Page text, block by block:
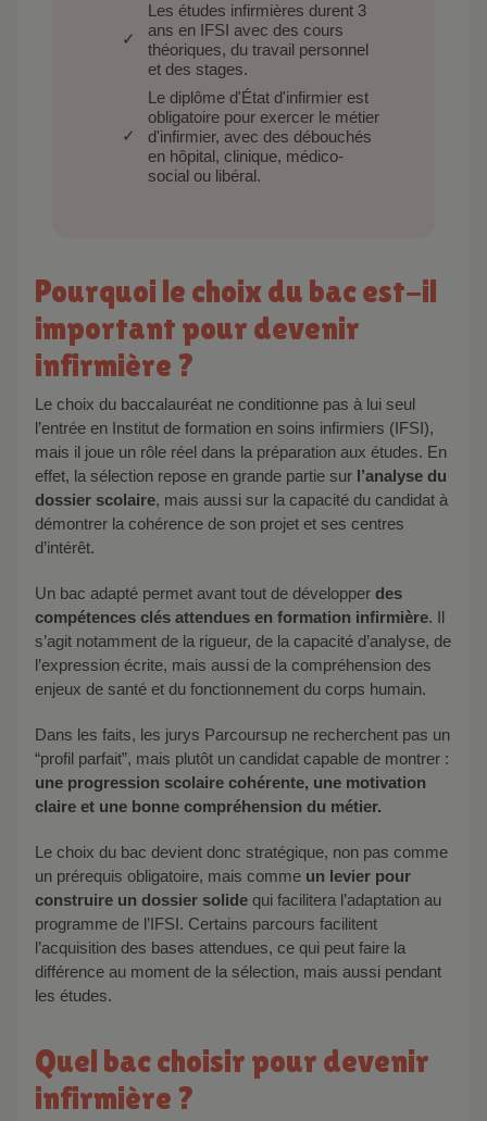
Les études infirmières durent 3
ans en IFSI avec des cours
théoriques, du travail personnel
et des stages.
Le diplôme d'État d'infirmier est
obligatoire pour exercer le métier
d'infirmier, avec des débouchés
en hôpital, clinique, médico-
social ou libéral.
Pourquoi le choix du bac est-il
important pour devenir
infirmière ?
Le choix du baccalauréat ne conditionne pas à lui seul
l’entrée en Institut de formation en soins infirmiers (IFSI),
mais il joue un rôle réel dans la préparation aux études. En
effet, la sélection repose en grande partie sur l’analyse du
dossier scolaire, mais aussi sur la capacité du candidat à
démontrer la cohérence de son projet et ses centres
d’intérêt.
Un bac adapté permet avant tout de développer des
compétences clés attendues en formation infirmière. Il
s’agit notamment de la rigueur, de la capacité d’analyse, de
l’expression écrite, mais aussi de la compréhension des
enjeux de santé et du fonctionnement du corps humain.
Dans les faits, les jurys Parcoursup ne recherchent pas un
“profil parfait”, mais plutôt un candidat capable de montrer :
une progression scolaire cohérente, une motivation
claire et une bonne compréhension du métier.
Le choix du bac devient donc stratégique, non pas comme
un prérequis obligatoire, mais comme un levier pour
construire un dossier solide qui facilitera l’adaptation au
programme de l’IFSI. Certains parcours facilitent
l’acquisition des bases attendues, ce qui peut faire la
différence au moment de la sélection, mais aussi pendant
les études.
Quel bac choisir pour devenir
infirmière ?